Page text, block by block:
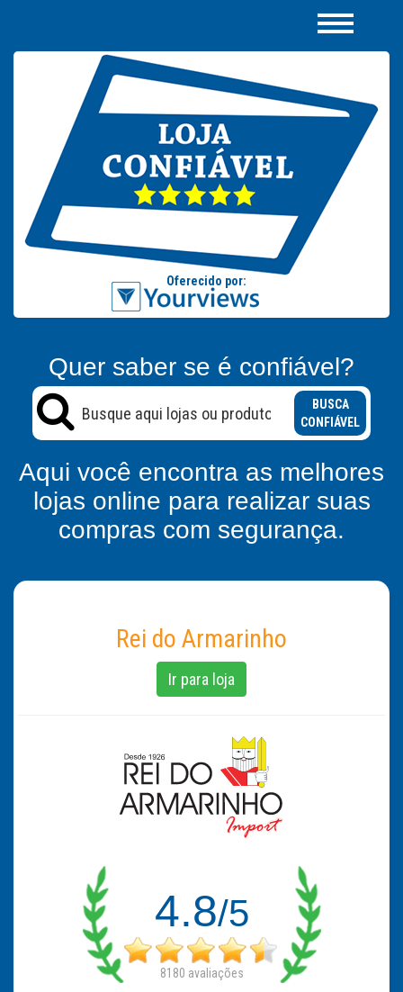
Quer saber se é confiável?
BUSCA
CONFIÁVEL
Aqui você encontra as melhores
lojas online para realizar suas
compras com segurança.
Rei do Armarinho
Ir para loja
4.8/5
8180 avaliações